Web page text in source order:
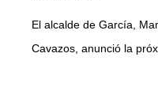
El alcalde de García,
Cavazos, anunció la